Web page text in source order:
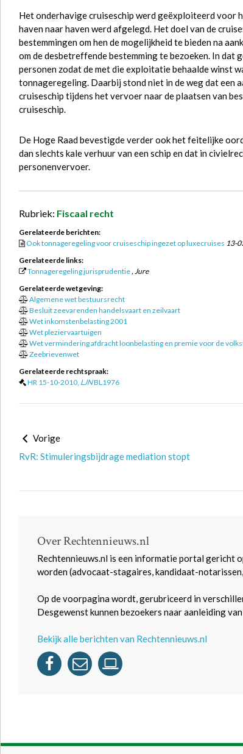
Het onderhavige cruiseschip werd geëxploiteerd voor
haven naar haven werd afgelegd. Het doel van de
bestemmingen om hen de mogelijkheid te bieden na
om de desbetreffende bestemming te bezoeken. In
personen zodat de met die exploitatie behaalde winst
tonnageregeling. Daarbij stond niet in de weg dat een
cruiseschip tijdens het vervoer naar de plaatsen van
cruiseschip.
De Hoge Raad bevestigde verder ook het feitelijke
dan slechts kale verhuur van een schip en dat in
personenvervoer.
Rubriek: Fiscaal recht
Gerelateerde berichten:
Ook tonnageregeling voor cruiseschip ingezet op luxecruises 13-
Gerelateerde links:
Tonnageregeling jurisprudentie, Jure
Gerelateerde wetgeving:
Algemene wet bestuursrecht
Besluit zeevarenden handelsvaart en zeilvaart
Wet inkomstenbelasting 2001
Wet pleziervaartuigen
Wet vermindering afdracht loonbelasting en premie voor de
Zeebrievenwet
Gerelateerde rechtspraak:
HR 15-10-2010, LJNBL1976
Vorige
RvR: Stimuleringsbijdrage mediation stopt
Over Rechtennieuws.nl
Rechtennieuws.nl is een informatie portal gericht
worden (advocaat-stagaires, kandidaat-
Op de voorpagina wordt, gerubriceerd in
Desgewenst kunnen bezoekers naar aanleiding
Bekijk alle berichten van Rechtennieuws.nl